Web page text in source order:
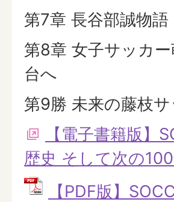
第7章 長谷部誠物語
第8章 女子サッカ
台へ
第9勝 未来の藤枝
【電子書籍版】
歴史 そして次の
【PDF版】